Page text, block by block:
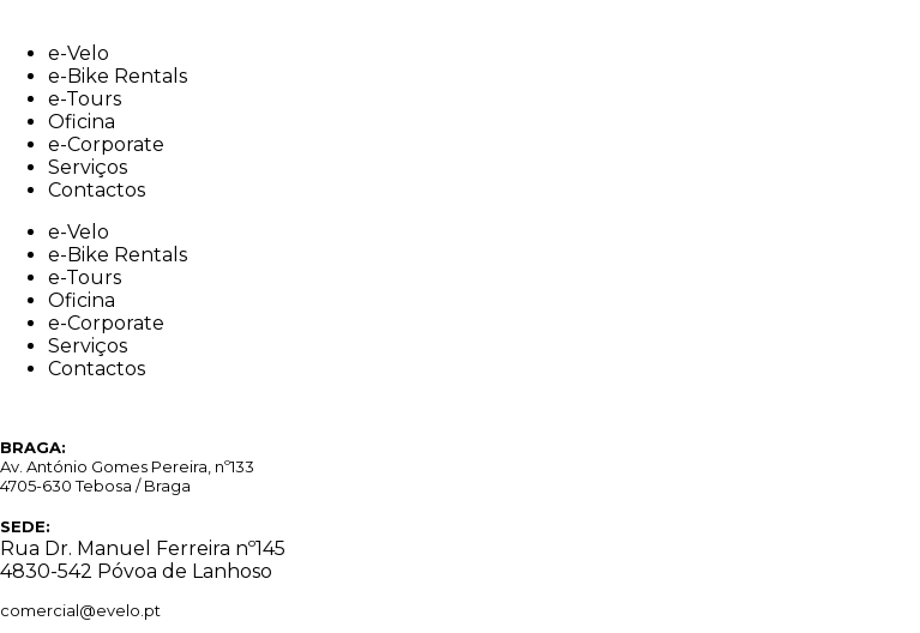
contente-Velo
e-Bike Rentals
e-Tours
Oficina
e-Corporate
Serviços
Contactos
e-Velo
e-Bike Rentals
e-Tours
Oficina
e-Corporate
Serviços
Contactos
BRAGA:
Av. António Gomes Pereira, nº133
4705-630 Tebosa / Braga
SEDE:
Rua Dr. Manuel Ferreira nº145
4830-542 Póvoa de Lanhoso
comercial@evelo.pt